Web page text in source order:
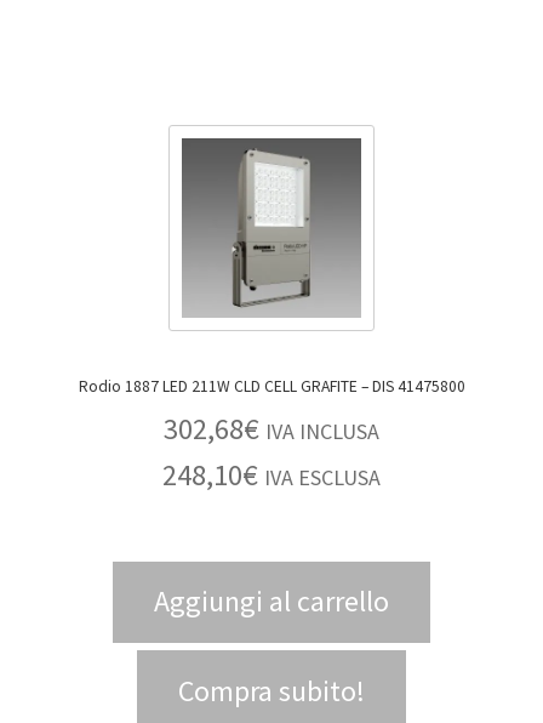
Rodio 1887 LED 211W CLD CELL GRAFITE – DIS 41475800
302,68€ IVA INCLUSA
248,10€ IVA ESCLUSA
Aggiungi al carrello
Compra subito!